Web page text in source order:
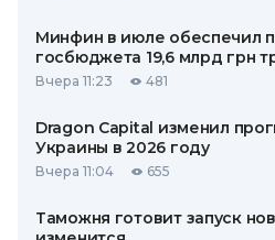
Минфин в июле обеспечил
госбюджета 19,6 млрд грн
Вчера 11:23 481
Dragon Capital изменил
Украины в 2026 году
Вчера 11:04 655
Таможня готовит запуск